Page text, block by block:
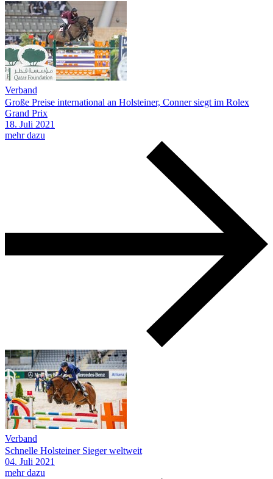
Verband
Große Preise international an Holsteiner, Conner siegt im Rolex
Grand Prix
18. Juli 2021
mehr dazu
Verband
Schnelle Holsteiner Sieger weltweit
04. Juli 2021
mehr dazu